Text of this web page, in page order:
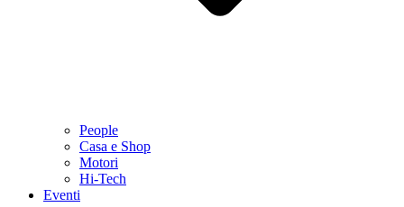
People
Casa e Shop
Motori
Hi-Tech
Eventi